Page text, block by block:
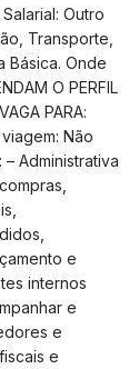
Outro
Transporte,
Básica. Onde
O PERFIL
PARA:
Não
– Administrativa
e
internos
e
e
e